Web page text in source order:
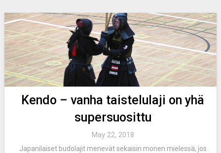
Kendo – vanha taistelulaji on yhä
supersuosittu
May 22, 2018
Japanilaiset budolajit menevät sekaisin monen mielessä, jos